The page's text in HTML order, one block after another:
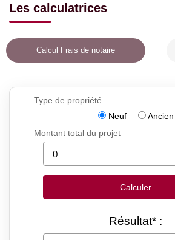
Les calculatrices
Calcul Frais de notaire